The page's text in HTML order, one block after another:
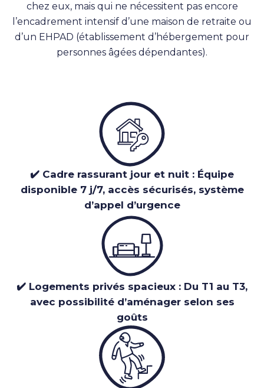
chez eux, mais qui ne nécessitent pas encore
l’encadrement intensif d’une maison de retraite ou
d’un EHPAD (établissement d’hébergement pour
personnes âgées dépendantes).
✔️ Cadre rassurant jour et nuit : Équipe
disponible 7 j/7, accès sécurisés, système
d’appel d’urgence
✔️ Logements privés spacieux : Du T1 au T3,
avec possibilité d’aménager selon ses
goûts